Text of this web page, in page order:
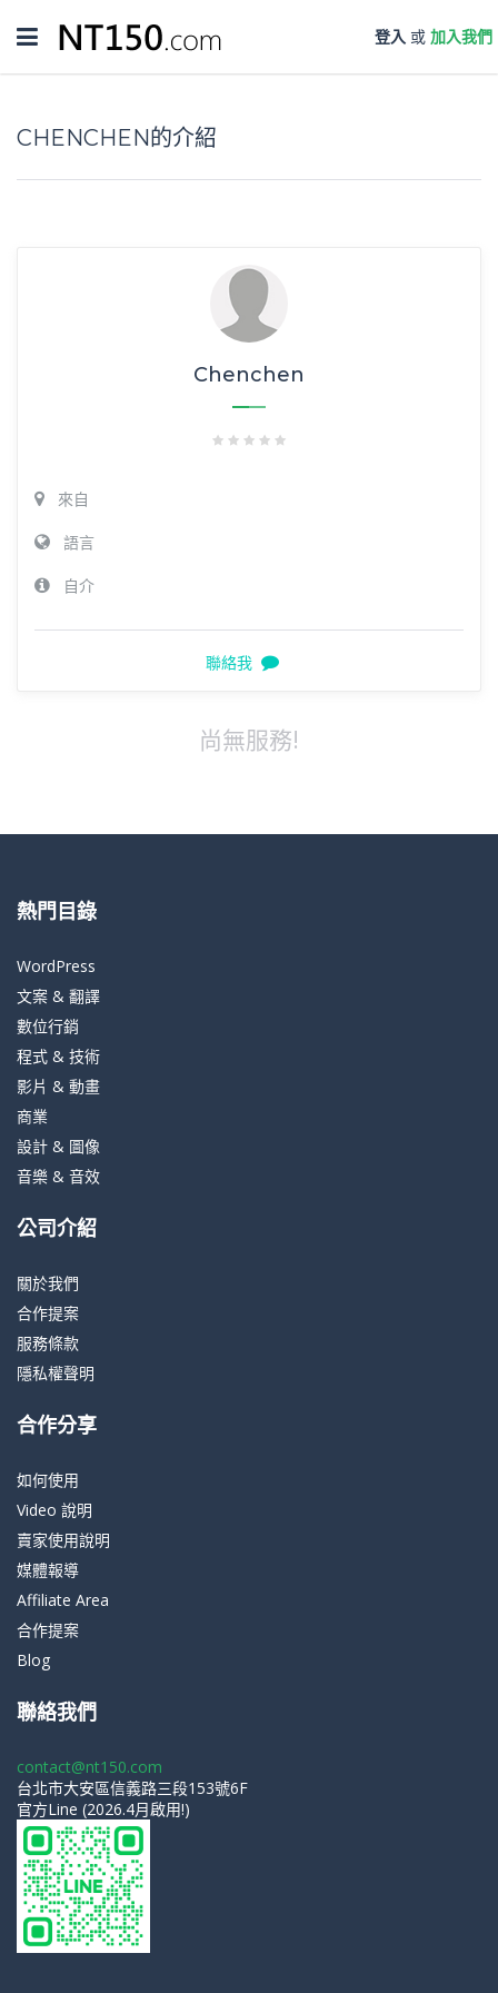
Toggle
navigation
登入 或 加入我們
CHENCHEN的介紹
Chenchen
來自
語言
自介
聯絡我
尚無服務!
熱門目錄
WordPress
文案 & 翻譯
數位行銷
程式 & 技術
影片 & 動畫
商業
設計 & 圖像
音樂 & 音效
公司介紹
關於我們
合作提案
服務條款
隱私權聲明
合作分享
如何使用
Video 說明
賣家使用說明
媒體報導
Affiliate Area
合作提案
Blog
聯絡我們
contact@nt150.com
台北市大安區信義路三段153號6F
官方Line (2026.4月啟用!)